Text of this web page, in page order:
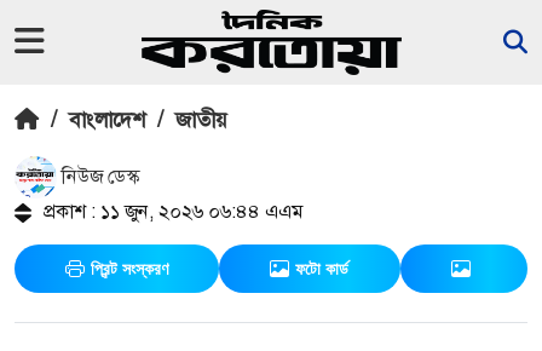
/ বাংলাদেশ / জাতীয়
নিউজ ডেস্ক
প্রকাশ : ১১ জুন, ২০২৬ ০৬:৪৪ এএম
প্রিন্ট সংস্করণ ফটো কার্ড